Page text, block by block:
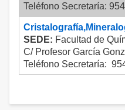
Teléfono Secretaría:
SEDE: Facultad de
C/ Profesor García
Teléfono Secretaría: